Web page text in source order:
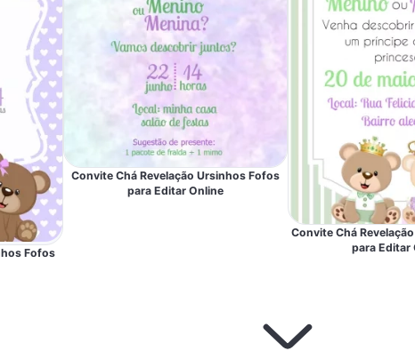
Fofos
Convite Chá Revelação Ursinhos Fofos
para Editar Online
Convite Chá
para Editar